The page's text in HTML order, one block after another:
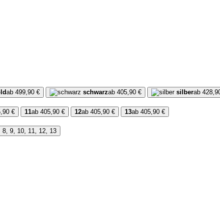
ab 499,90 € schwarzab 405,90 € silberab
€ 11ab 405,90 € 12ab 405,90 € 13ab 405,90 €
8, 9, 10, 11, 12, 13